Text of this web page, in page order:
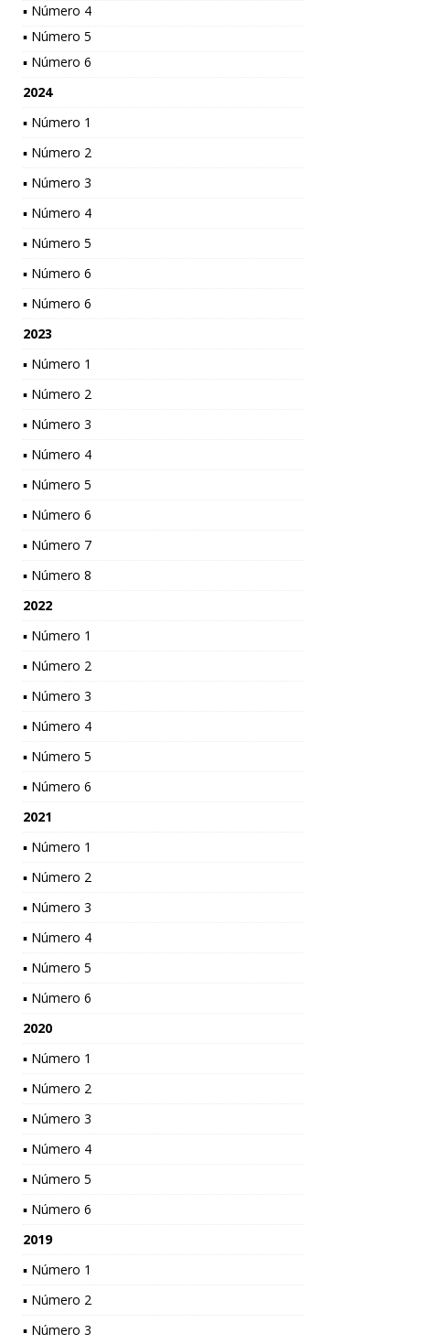
▪ Número 4
▪ Número 5
▪ Número 6
2024
▪ Número 1
▪ Número 2
▪ Número 3
▪ Número 4
▪ Número 5
▪ Número 6
▪ Número 6
2023
▪ Número 1
▪ Número 2
▪ Número 3
▪ Número 4
▪ Número 5
▪ Número 6
▪ Número 7
▪ Número 8
2022
▪ Número 1
▪ Número 2
▪ Número 3
▪ Número 4
▪ Número 5
▪ Número 6
2021
▪ Número 1
▪ Número 2
▪ Número 3
▪ Número 4
▪ Número 5
▪ Número 6
2020
▪ Número 1
▪ Número 2
▪ Número 3
▪ Número 4
▪ Número 5
▪ Número 6
2019
▪ Número 1
▪ Número 2
▪ Número 3